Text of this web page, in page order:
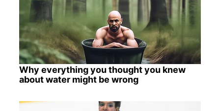
Why everything you thought you knew
about water might be wrong